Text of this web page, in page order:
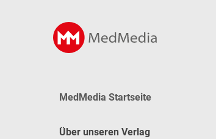
MedMedia Startseite
Über unseren Verlag